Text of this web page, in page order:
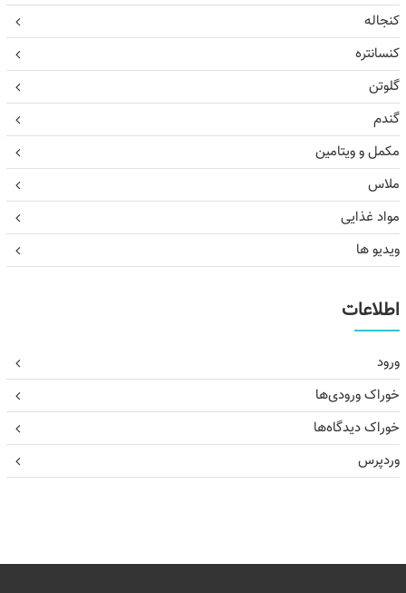
کنجاله
کنسانتره
گلوتن
گندم
مکمل و ویتامین
ملاس
مواد غذایی
ویدیو ها
اطلاعات
ورود
خوراک ورودی‌ها
خوراک دیدگاه‌ها
وردپرس